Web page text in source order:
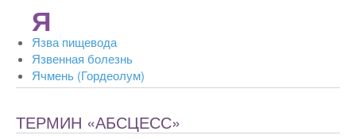
Я
Язва пищевода
Язвенная болезнь
Ячмень (Гордеолум)
ТЕРМИН «АБСЦЕСС»